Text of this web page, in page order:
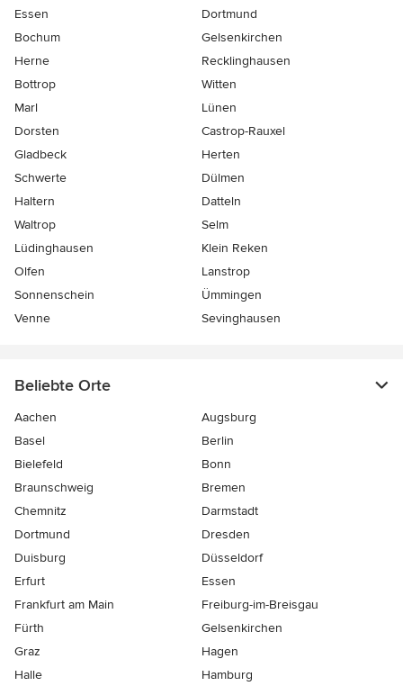
Essen
Dortmund
Bochum
Gelsenkirchen
Herne
Recklinghausen
Bottrop
Witten
Marl
Lünen
Dorsten
Castrop-Rauxel
Gladbeck
Herten
Schwerte
Dülmen
Haltern
Datteln
Waltrop
Selm
Lüdinghausen
Klein Reken
Olfen
Lanstrop
Sonnenschein
Ümmingen
Venne
Sevinghausen
Beliebte Orte
Aachen
Augsburg
Basel
Berlin
Bielefeld
Bonn
Braunschweig
Bremen
Chemnitz
Darmstadt
Dortmund
Dresden
Duisburg
Düsseldorf
Erfurt
Essen
Frankfurt am Main
Freiburg-im-Breisgau
Fürth
Gelsenkirchen
Graz
Hagen
Halle
Hamburg